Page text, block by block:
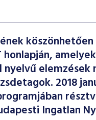
honlapján,
2018
Ingatlan